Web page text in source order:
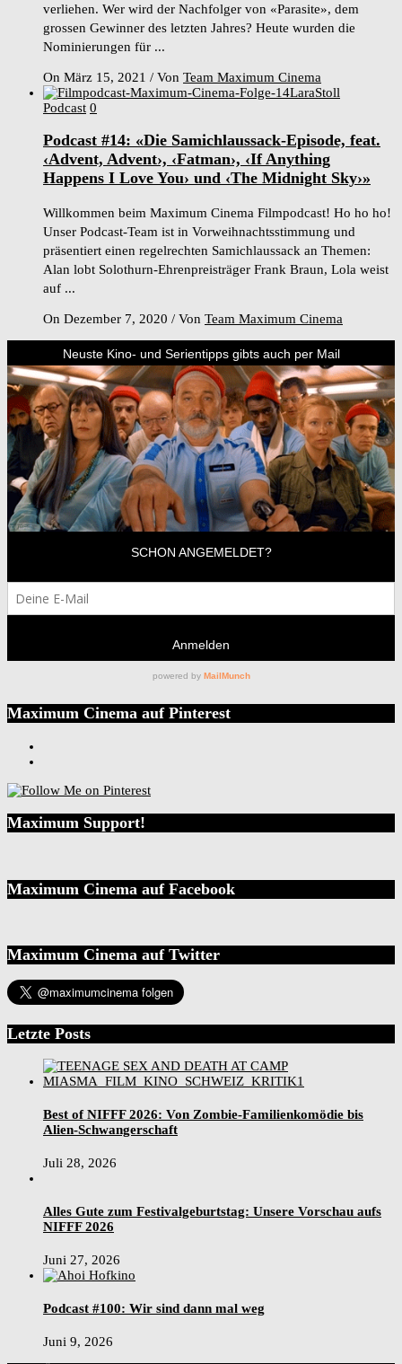
verliehen. Wer wird der Nachfolger von «Parasite», dem
grossen Gewinner des letzten Jahres? Heute wurden die
Nominierungen für ...
On März 15, 2021 / Von Team Maximum Cinema
Podcast 0
Podcast #14: «Die Samichlaussack-Episode, feat.
‹Advent, Advent›, ‹Fatman›, ‹If Anything
Happens I Love You› und ‹The Midnight Sky›»
Willkommen beim Maximum Cinema Filmpodcast! Ho ho ho!
Unser Podcast-Team ist in Vorweihnachtsstimmung und
präsentiert einen regelrechten Samichlaussack an Themen:
Alan lobt Solothurn-Ehrenpreisträger Frank Braun, Lola weist
auf ...
On Dezember 7, 2020 / Von Team Maximum Cinema
Maximum Cinema auf Pinterest
Maximum Support!
Maximum Cinema auf Facebook
Maximum Cinema auf Twitter
Letzte Posts
Best of NIFFF 2026: Von Zombie-Familienkomödie bis
Alien-Schwangerschaft
Juli 28, 2026
Alles Gute zum Festivalgeburtstag: Unsere Vorschau aufs
NIFFF 2026
Juni 27, 2026
Podcast #100: Wir sind dann mal weg
Juni 9, 2026